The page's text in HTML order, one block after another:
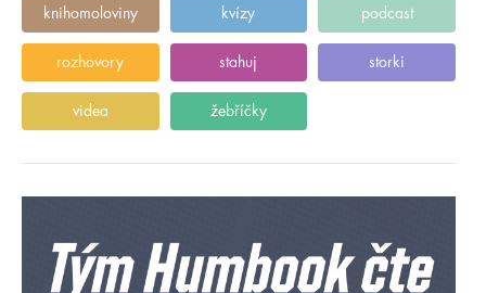
knihomoloviny kvízy podcast
rozhovory stahuj storki
videa žebříčky